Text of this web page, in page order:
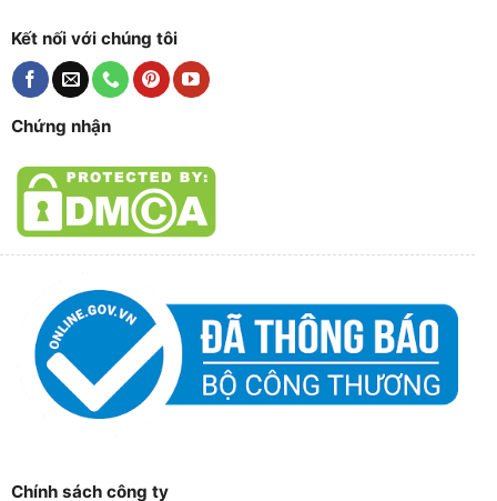
Kết nối với chúng tôi
Chứng nhận
Chính sách công ty